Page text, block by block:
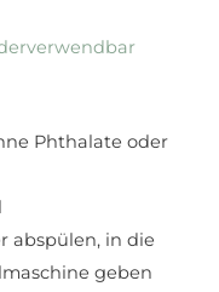
Phthalate oder
abspülen, in die
geben